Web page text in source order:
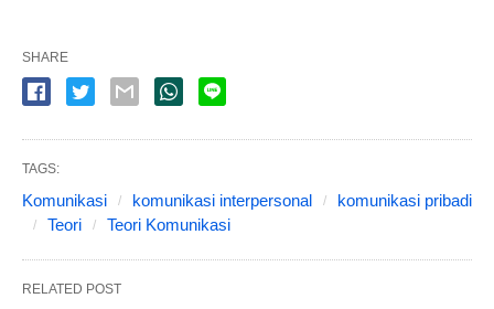
SHARE
TAGS:
Komunikasi komunikasi interpersonal
komunikasi pribadi
Teori
Teori Komunikasi
RELATED POST